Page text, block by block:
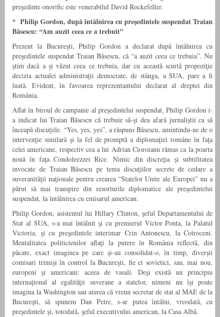
preşedinte onorific este venerabilul David Rockefeller.
* Philip Gordon, după întâlnirea cu preşedintele suspendat Traian
Băsescu: “Am auzit ceea ce a trebuit”
Prezent la Bucureşti, Philip Gordon a declarat după întâlnirea cu
preşedintele suspendat Traian Băsescu, că “a auzit ceea ce trebuia”. Nu
ştim dacă a şi văzut ceea ce trebuia, dar cu această scurtă propoziţie
decizia actualei administraţii democrate, de stânga, a SUA, pare a fi
luată. Evident, în favoarea reprezentantului declarat al dreptei din
România.
Aflat în biroul de campanie al preşedintelui suspendat, Philip Gordon i-
a indicat lui Traian Băsescu că trebuie să-şi dea afară jurnaliştii ca să
înceapă discuţiile. “Yes, yes, yes”, a răspuns Băsescu, amintindu-ne de o
intervenţie similară şi la fel de promptă a diplomaţiei române în faţa
celei americane, respectiv cea a lui Adrian Cioroianu rămas ca la poarta
nouă în faţa Condoleezzei Rice. Nimic din discreţia şi subtilitatea
invocate de Traian Băsescu pe tema discuţiilor secrete de cedare a
suveranităţii naţionale pentru crearea “Statelor Unite ale Europei” nu a
părut să mai transpire din resorturile diplomatice ale preşedintelui
suspendat, la întâlnirea cu emisarul american.
Philip Gordon, asistentul lui Hillary Clinton, şeful Departamentului de
Stat al SUA, s-a mai întâlnit şi cu premierul Victor Ponta, la Palatul
Victoria, şi cu preşedintele interimar Crin Antonescu, la Cotroceni.
Mentalitatea politicienilor aflaţi la putere în România reflectă, din
păcate, exact imaginea pe care şi-au consolidat-o, în timp, diverşii
comisari trimişi în control la Bucureşti, fie ei sovietici, sau, mai nou,
europeni şi americani: aceea de vasali. Deşi există un principiu
internaţional al egalităţii suverane a statelor, nimeni nu îşi poate
imagina la Washington sau aiurea că vreun secretar de stat al MAE de la
Bucureşti, să spunem Dan Petre, s-ar putea întâlni, vreodată, cu
preşedintele şi, totodată, şeful executivului american, la Casa Albă.